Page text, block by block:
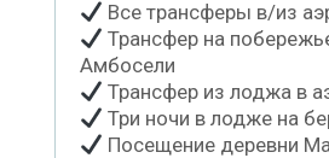
Все трансферы в/из
Трансфер на
Амбосели
Трансфер из лоджа в
Три ночи в лодже на
Посещение деревни